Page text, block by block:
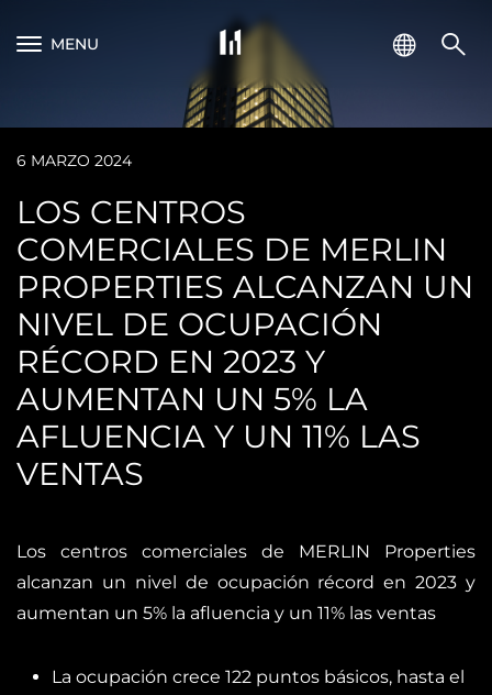
MENU
6 MARZO 2024
LOS CENTROS
COMERCIALES DE MERLIN
PROPERTIES ALCANZAN UN
NIVEL DE OCUPACIÓN
RÉCORD EN 2023 Y
AUMENTAN UN 5% LA
AFLUENCIA Y UN 11% LAS
VENTAS
Los centros comerciales de MERLIN Properties
alcanzan un nivel de ocupación récord en 2023 y
aumentan un 5% la afluencia y un 11% las ventas
La ocupación crece 122 puntos básicos, hasta el